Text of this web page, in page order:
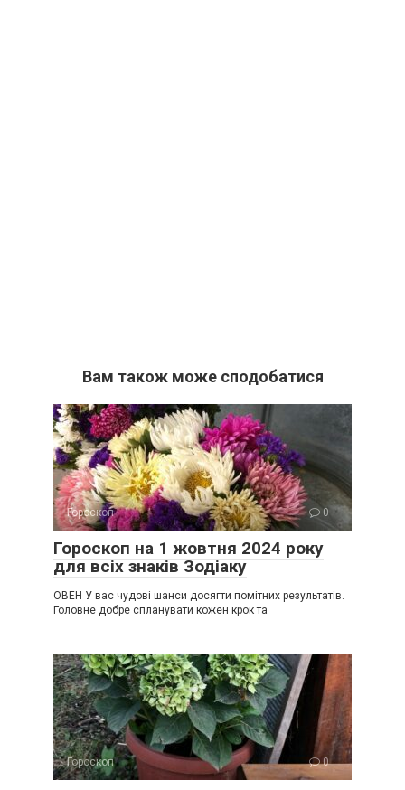
Вам також може сподобатися
Гороскоп 0
Гороскоп на 1 жовтня 2024 року
для всіх знаків Зодіаку
ОВЕН У вас чудові шанси досягти помітних результатів.
Головне добре спланувати кожен крок та
Гороскоп 0